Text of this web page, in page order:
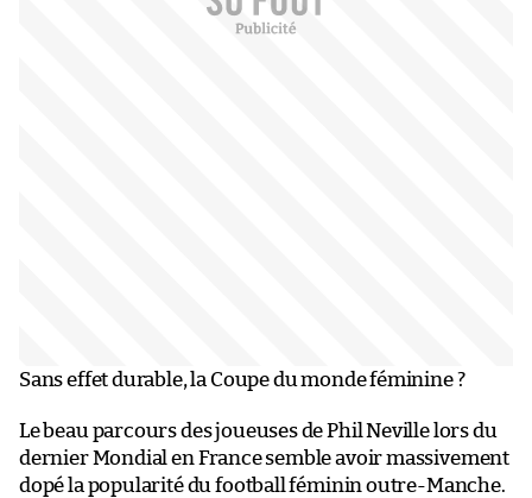
Sans effet durable, la Coupe du monde féminine ?
Le beau parcours des joueuses de Phil Neville lors du
dernier Mondial en France semble avoir massivement
dopé la popularité du football féminin outre-Manche.